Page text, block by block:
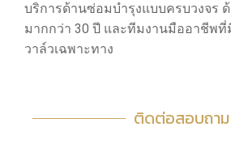
บริการด้านซ่อมบำรุงแบบครบวงจร
มากกว่า 30 ปี และทีมงานมืออาชีพ
วาล์วเฉพาะทาง
ติดต่อสอบถาม